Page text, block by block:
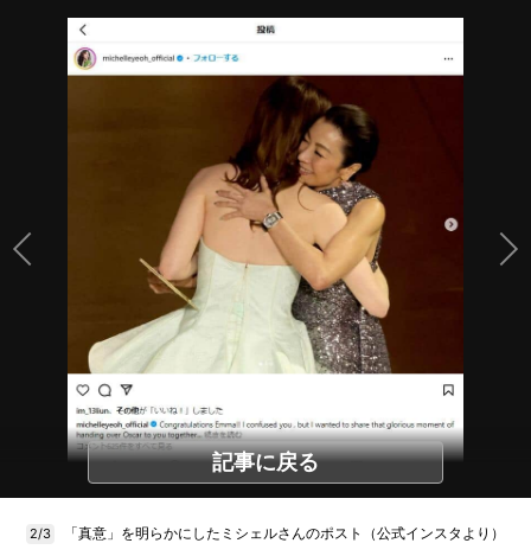
記事に戻る
2/3 「真意」を明らかにしたミシェルさんのポスト（公式インスタより）